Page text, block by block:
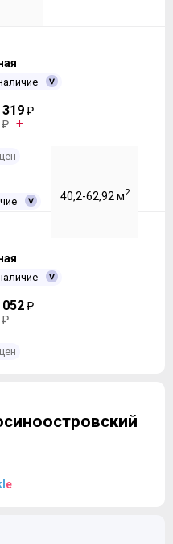
319₽
₽
40,2-62,92 м2
052₽
₽
e